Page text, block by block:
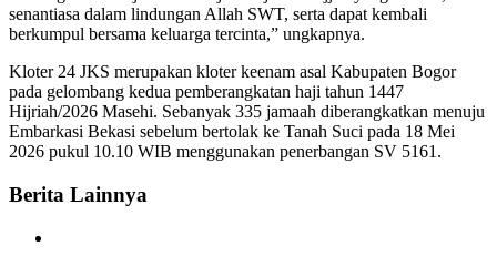
senantiasa dalam lindungan Allah SWT, serta dapat kembali
berkumpul bersama keluarga tercinta,” ungkapnya.
Kloter 24 JKS merupakan kloter keenam asal Kabupaten Bogor
pada gelombang kedua pemberangkatan haji tahun 1447
Hijriah/2026 Masehi. Sebanyak 335 jamaah diberangkatkan menuju
Embarkasi Bekasi sebelum bertolak ke Tanah Suci pada 18 Mei
2026 pukul 10.10 WIB menggunakan penerbangan SV 5161.
Berita Lainnya